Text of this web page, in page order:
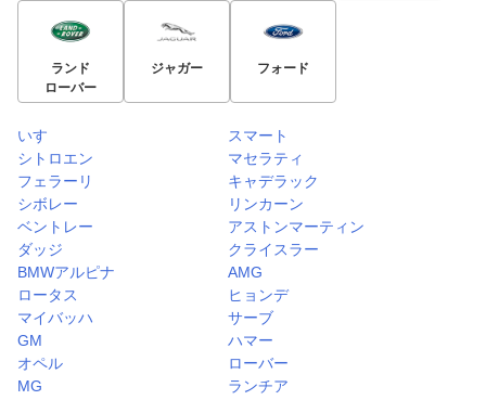
ランド
ローバー
ジャガー フォード
いすゞ
スマート
シトロエン
マセラティ
フェラーリ
キャデラック
シボレー
リンカーン
ベントレー
アストンマーティン
ダッジ
クライスラー
BMWアルピナ
AMG
ロータス
ヒョンデ
マイバッハ
サーブ
GM
ハマー
オペル
ローバー
MG
ランチア